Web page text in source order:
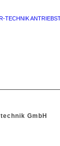
TECHNIK
GmbH